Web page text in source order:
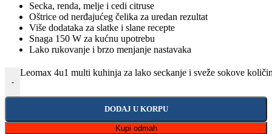
Secka, renda, melje i cedi citruse
Oštrice od nerđajućeg čelika za uredan rezultat
Više dodataka za slatke i slane recepte
Snaga 150 W za kućnu upotrebu
Lako rukovanje i brzo menjanje nastavaka
-
Leomax 4u1 multi kuhinja za lako seckanje i sveže sokove
DODAJ U KORPU
Kupi odmah